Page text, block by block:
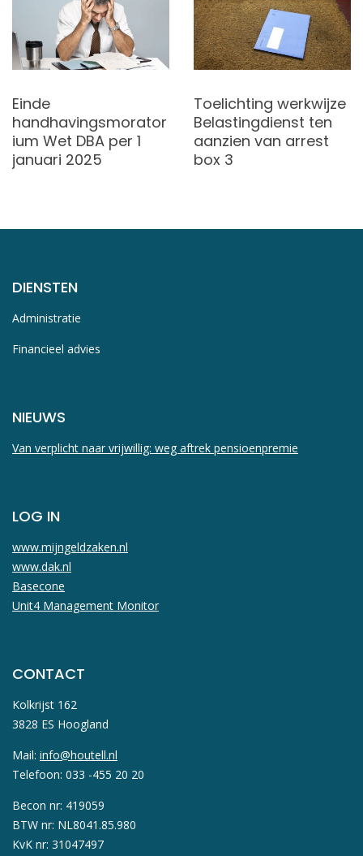
Einde
handhavingsmorator
ium Wet DBA per 1
januari 2025
Toelichting werkwijze
Belastingdienst ten
aanzien van arrest
box 3
DIENSTEN
Administratie
Financieel advies
NIEUWS
Van verplicht naar vrijwillig: weg aftrek pensioenpremie
LOG IN
www.mijngeldzaken.nl
www.dak.nl
Basecone
Unit4 Management Monitor
CONTACT
Kolkrijst 162
3828 ES Hoogland
Mail: info@houtell.nl
Telefoon: 033 -455 20 20
Becon nr: 419059
BTW nr: NL8041.85.980
KvK nr: 31047497